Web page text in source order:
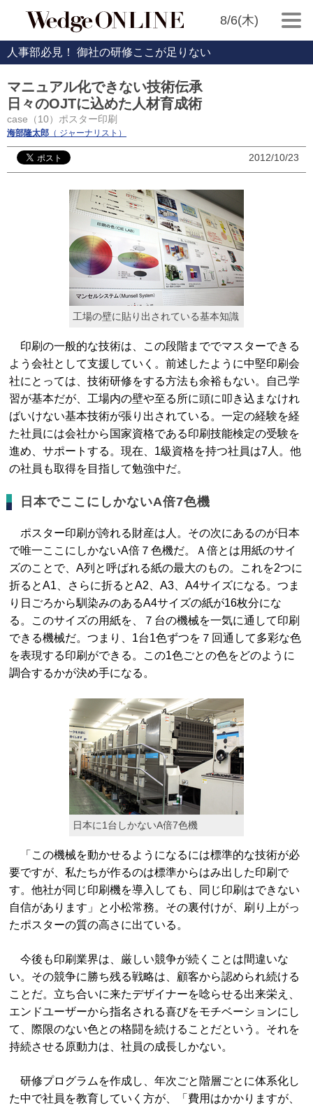
8/6(木)
人事部必見！ 御社の研修ここが足りない
マニュアル化できない技術伝承
日々のOJTに込めた人材育成術
case（10）ポスター印刷
海部隆太郎 （ ジャーナリスト）
2012/10/23
工場の壁に貼り出されている基本知識
印刷の一般的な技術は、この段階まででマスターできる
よう会社として支援していく。前述したように中堅印刷会
社にとっては、技術研修をする方法も余裕もない。自己学
習が基本だが、工場内の壁や至る所に頭に叩き込まなけれ
ばいけない基本技術が張り出されている。一定の経験を経
た社員には会社から国家資格である印刷技能検定の受験を
進め、サポートする。現在、1級資格を持つ社員は7人。他
の社員も取得を目指して勉強中だ。
日本でここにしかないA倍7色機
ポスター印刷が誇れる財産は人。その次にあるのが日本
で唯一ここにしかないA倍７色機だ。Ａ倍とは用紙のサイ
ズのことで、A列と呼ばれる紙の最大のもの。これを2つに
折るとA1、さらに折るとA2、A3、A4サイズになる。つま
り日ごろから馴染みのあるA4サイズの紙が16枚分にな
る。このサイズの用紙を、７台の機械を一気に通して印刷
できる機械だ。つまり、1台1色ずつを７回通して多彩な色
を表現する印刷ができる。この1色ごとの色をどのように
調合するかが決め手になる。
日本に1台しかないA倍7色機
「この機械を動かせるようになるには標準的な技術が必
要ですが、私たちが作るのは標準からはみ出した印刷で
す。他社が同じ印刷機を導入しても、同じ印刷はできない
自信があります」と小松常務。その裏付けが、刷り上がっ
たポスターの質の高さに出ている。
今後も印刷業界は、厳しい競争が続くことは間違いな
い。その競争に勝ち残る戦略は、顧客から認められ続ける
ことだ。立ち合いに来たデザイナーを唸らせる出来栄え、
エンドユーザーから指名される喜びをモチベーションにし
て、際限のない色との格闘を続けることだという。それを
持続させる原動力は、社員の成長しかない。
研修プログラムを作成し、年次ごと階層ごとに体系化し
た中で社員を教育していく方が、「費用はかかりますが、